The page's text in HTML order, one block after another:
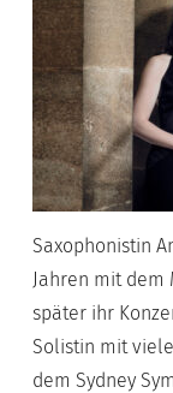
Saxophonistin
Jahren mit dem
später ihr
Solistin mit
dem Sydney